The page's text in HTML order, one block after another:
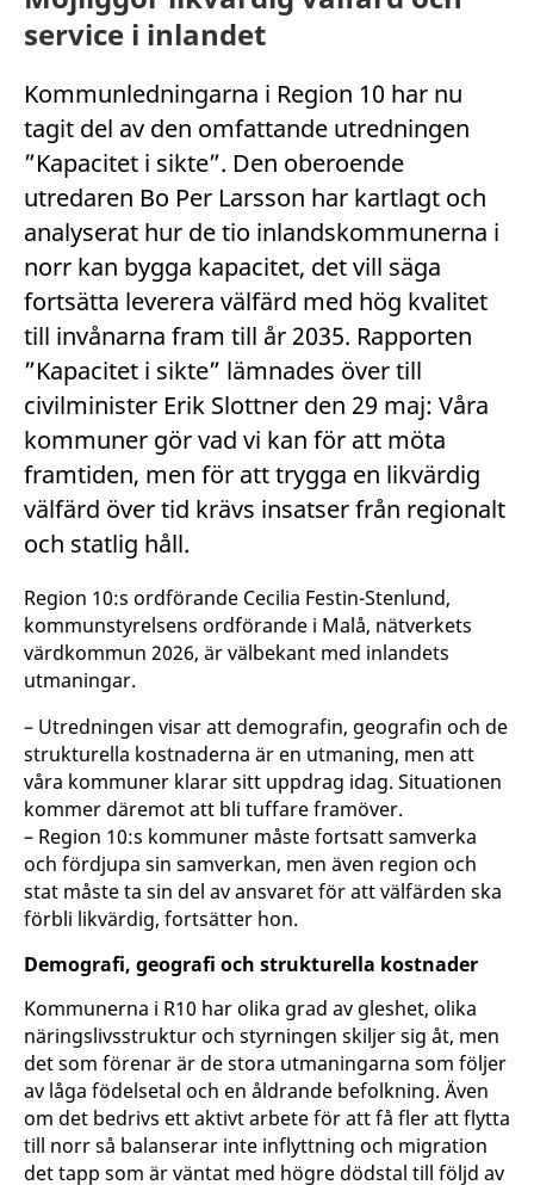
service i inlandet
Kommunledningarna i Region 10 har nu
tagit del av den omfattande utredningen
”Kapacitet i sikte”. Den oberoende
utredaren Bo Per Larsson har kartlagt och
analyserat hur de tio inlandskommunerna i
norr kan bygga kapacitet, det vill säga
fortsätta leverera välfärd med hög kvalitet
till invånarna fram till år 2035. Rapporten
”Kapacitet i sikte” lämnades över till
civilminister Erik Slottner den 29 maj: Våra
kommuner gör vad vi kan för att möta
framtiden, men för att trygga en likvärdig
välfärd över tid krävs insatser från regionalt
och statlig håll.
Region 10:s ordförande Cecilia Festin-Stenlund,
kommunstyrelsens ordförande i Malå, nätverkets
värdkommun 2026, är välbekant med inlandets
utmaningar.
– Utredningen visar att demografin, geografin och de
strukturella kostnaderna är en utmaning, men att
våra kommuner klarar sitt uppdrag idag. Situationen
kommer däremot att bli tuffare framöver.
– Region 10:s kommuner måste fortsatt samverka
och fördjupa sin samverkan, men även region och
stat måste ta sin del av ansvaret för att välfärden ska
förbli likvärdig, fortsätter hon.
Demografi, geografi och strukturella kostnader
Kommunerna i R10 har olika grad av gleshet, olika
näringslivsstruktur och styrningen skiljer sig åt, men
det som förenar är de stora utmaningarna som följer
av låga födelsetal och en åldrande befolkning. Även
om det bedrivs ett aktivt arbete för att få fler att flytta
till norr så balanserar inte inflyttning och migration
det tapp som är väntat med högre dödstal till följd av